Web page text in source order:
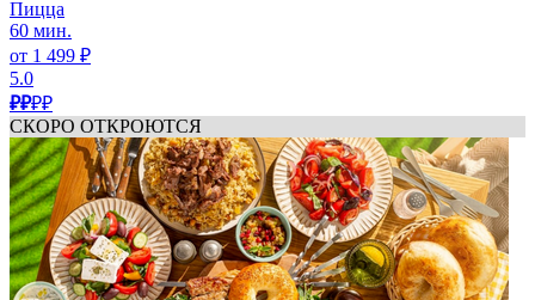
Пицца
60 мин.
от 1 499 ₽
5.0
₽₽₽₽
СКОРО ОТКРОЮТСЯ